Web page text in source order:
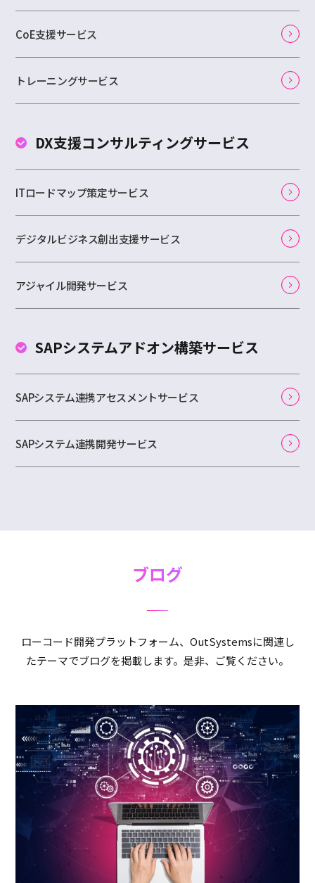
CoE支援サービス
トレーニングサービス
DX支援コンサルティングサービス
ITロードマップ策定サービス
デジタルビジネス創出支援サービス
アジャイル開発サービス
SAPシステムアドオン構築サービス
SAPシステム連携アセスメントサービス
SAPシステム連携開発サービス
ブログ
ローコード開発プラットフォーム、OutSystemsに関連し
たテーマでブログを掲載します。是非、ご覧ください。